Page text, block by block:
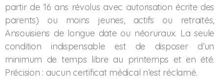
partir de 16 ans révolus avec autorisation écrite des
parents) ou moins jeunes, actifs ou retraités,
Ansouisiens de longue date ou néoruraux. La seule
condition indispensable est de disposer d’un
minimum de temps libre au printemps et en été.
Précision : aucun certificat médical n’est réclamé.